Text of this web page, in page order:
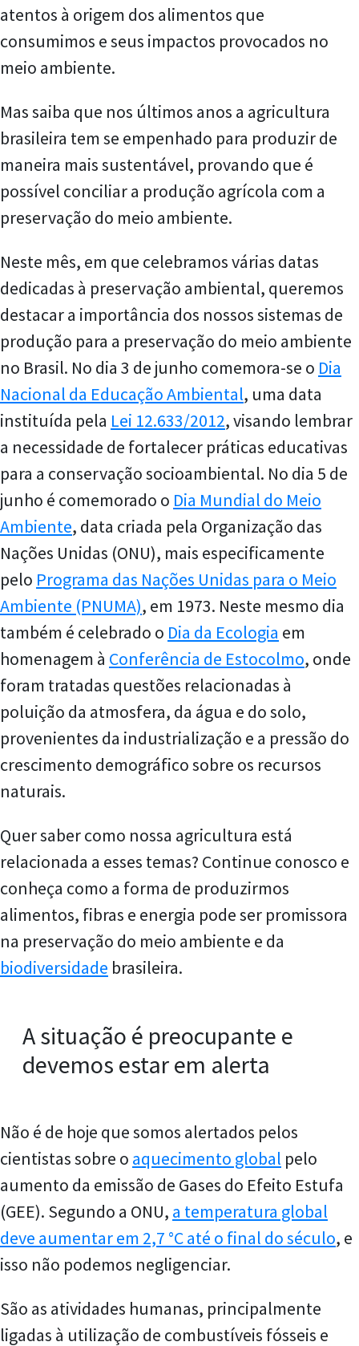
atentos à origem dos alimentos que
consumimos e seus impactos provocados no
meio ambiente.
Mas saiba que nos últimos anos a agricultura
brasileira tem se empenhado para produzir de
maneira mais sustentável, provando que é
possível conciliar a produção agrícola com a
preservação do meio ambiente.
Neste mês, em que celebramos várias datas
dedicadas à preservação ambiental, queremos
destacar a importância dos nossos sistemas de
produção para a preservação do meio ambiente
no Brasil. No dia 3 de junho comemora-se o Dia
Nacional da Educação Ambiental, uma data
instituída pela Lei 12.633/2012, visando lembrar
a necessidade de fortalecer práticas educativas
para a conservação socioambiental. No dia 5 de
junho é comemorado o Dia Mundial do Meio
Ambiente, data criada pela Organização das
Nações Unidas (ONU), mais especificamente
pelo Programa das Nações Unidas para o Meio
Ambiente (PNUMA), em 1973. Neste mesmo dia
também é celebrado o Dia da Ecologia em
homenagem à Conferência de Estocolmo, onde
foram tratadas questões relacionadas à
poluição da atmosfera, da água e do solo,
provenientes da industrialização e a pressão do
crescimento demográfico sobre os recursos
naturais.
Quer saber como nossa agricultura está
relacionada a esses temas? Continue conosco e
conheça como a forma de produzirmos
alimentos, fibras e energia pode ser promissora
na preservação do meio ambiente e da
biodiversidade brasileira.
A situação é preocupante e
devemos estar em alerta
Não é de hoje que somos alertados pelos
cientistas sobre o aquecimento global pelo
aumento da emissão de Gases do Efeito Estufa
(GEE). Segundo a ONU, a temperatura global
deve aumentar em 2,7 °C até o final do século, e
isso não podemos negligenciar.
São as atividades humanas, principalmente
ligadas à utilização de combustíveis fósseis e